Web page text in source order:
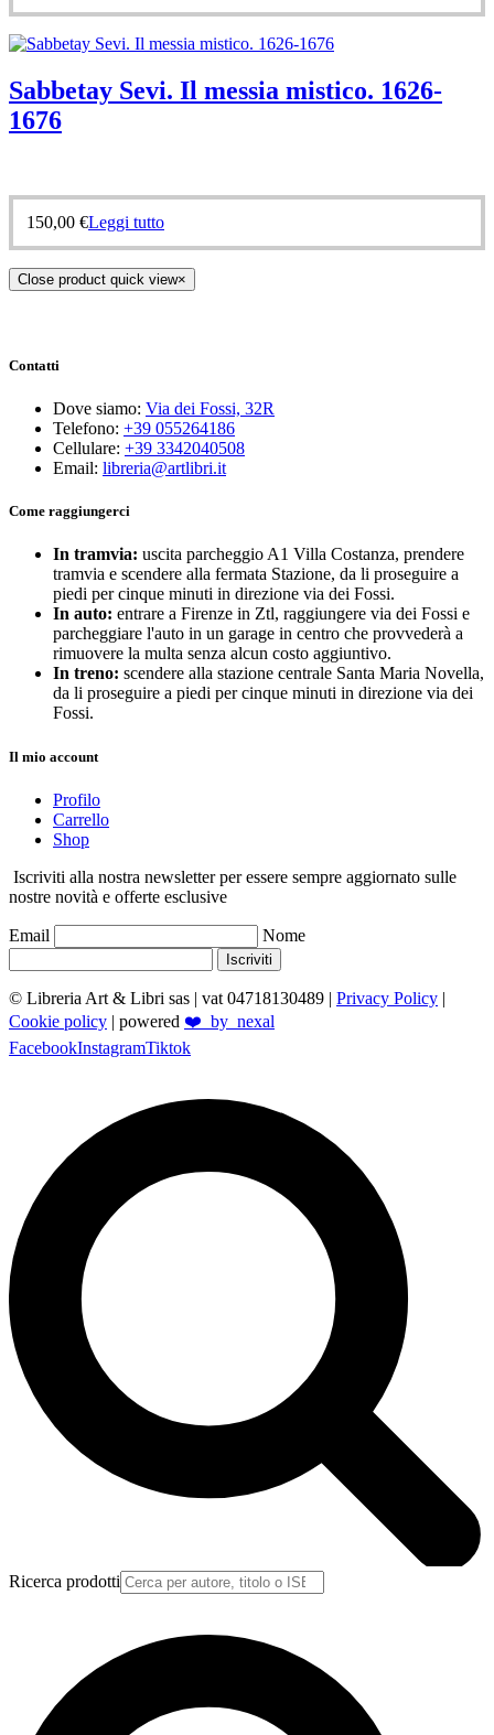
Sabbetay Sevi. Il messia mistico. 1626-
1676
150,00 €Leggi tutto
Close product quick view×
Contatti
Dove siamo: Via dei Fossi, 32R
Telefono: +39 055264186
Cellulare: +39 3342040508
Email: libreria@artlibri.it
Come raggiungerci
In tramvia: uscita parcheggio A1 Villa Costanza, prendere
tramvia e scendere alla fermata Stazione, da li proseguire a
piedi per cinque minuti in direzione via dei Fossi.
In auto: entrare a Firenze in Ztl, raggiungere via dei Fossi e
parcheggiare l'auto in un garage in centro che provvederà a
rimuovere la multa senza alcun costo aggiuntivo.
In treno: scendere alla stazione centrale Santa Maria Novella,
da li proseguire a piedi per cinque minuti in direzione via dei
Fossi.
Il mio account
Profilo
Carrello
Shop
Iscriviti alla nostra newsletter per essere sempre aggiornato sulle
nostre novità e offerte esclusive
Email Nome
Iscriviti
© Libreria Art & Libri sas | vat 04718130489 | Privacy Policy |
Cookie policy | powered ❤️_by_nexal
FacebookInstagramTiktok
Ricerca prodotti